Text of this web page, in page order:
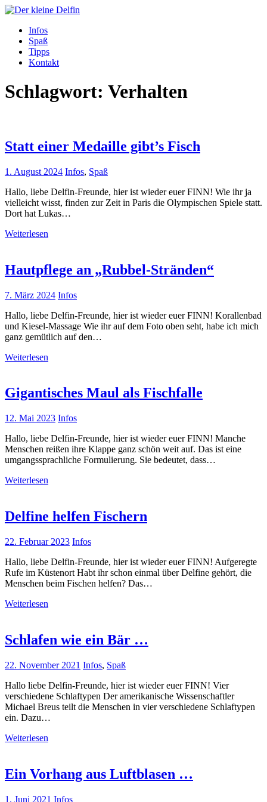
Zum
Der kleine Delfin
Infos
Spaß
Tipps
Kontakt
Schlagwort: Verhalten
Statt einer Medaille gibt’s Fisch
1. August 2024 Infos, Spaß
Hallo, liebe Delfin-Freunde, hier ist wieder euer FINN! Wie ihr ja
vielleicht wisst, finden zur Zeit in Paris die Olympischen Spiele statt.
Dort hat Lukas…
Weiterlesen
Hautpflege an „Rubbel-Stränden“
7. März 2024 Infos
Hallo, liebe Delfin-Freunde, hier ist wieder euer FINN! Korallenbad
und Kiesel-Massage Wie ihr auf dem Foto oben seht, habe ich mich
ganz gemütlich auf den…
Weiterlesen
Gigantisches Maul als Fischfalle
12. Mai 2023 Infos
Hallo, liebe Delfin-Freunde, hier ist wieder euer FINN! Manche
Menschen reißen ihre Klappe ganz schön weit auf. Das ist eine
umgangssprachliche Formulierung. Sie bedeutet, dass…
Weiterlesen
Delfine helfen Fischern
22. Februar 2023 Infos
Hallo, liebe Delfin-Freunde, hier ist wieder euer FINN! Aufgeregte
Rufe im Küstenort Habt ihr schon einmal über Delfine gehört, die
Menschen beim Fischen helfen? Das…
Weiterlesen
Schlafen wie ein Bär …
22. November 2021 Infos, Spaß
Hallo liebe Delfin-Freunde, hier ist wieder euer FINN! Vier
verschiedene Schlaftypen Der amerikanische Wissenschaftler
Michael Breus teilt die Menschen in vier verschiedene Schlaftypen
ein. Dazu…
Weiterlesen
Ein Vorhang aus Luftblasen …
1. Juni 2021 Infos